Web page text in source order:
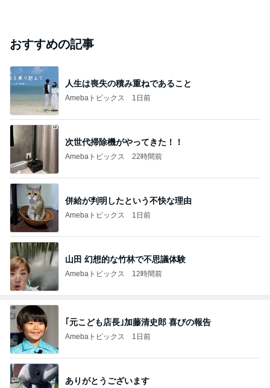
おすすめの記事
人生は喪失の積み重ねであること
Amebaトピックス 1日前
次世代掃除機がやってきた！！
Amebaトピックス 22時間前
併給が判明したという不快な理由
Amebaトピックス 1日前
山田 幻想的な竹林で不思議体験
Amebaトピックス 12時間前
｢元こども店長｣加藤清史郎 喜びの報告
Amebaトピックス 1日前
ありがとうございます